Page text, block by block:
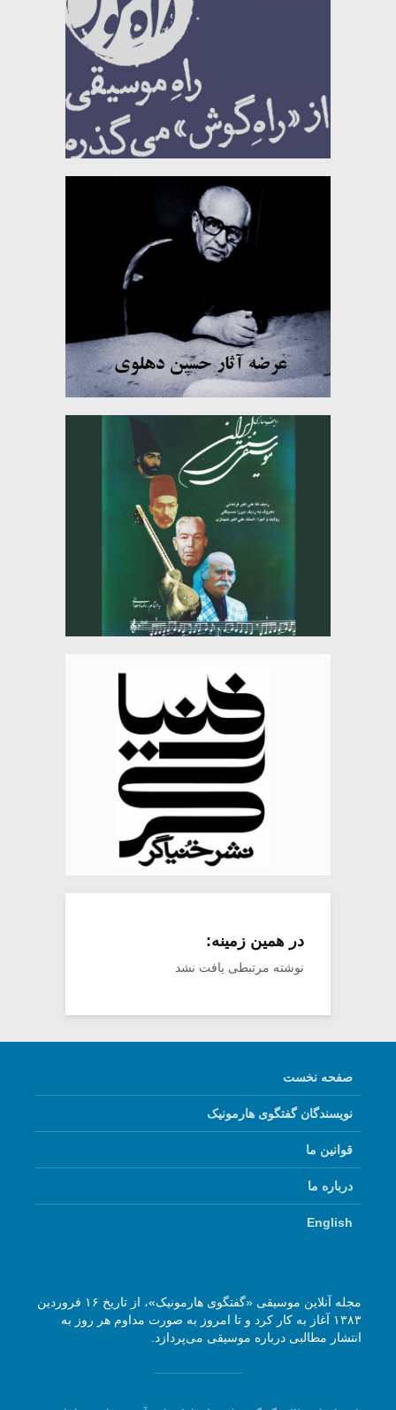
در همین زمینه:
نوشته مرتبطی یافت نشد
صفحه نخست
نویسندگان گفتگوی هارمونیک
قوانین ما
درباره ما
English
مجله آنلاین موسیقی «گفتگوی هارمونیک»، از تاریخ ۱۶ فروردین
۱۳۸۳ آغاز به کار کرد و تا امروز به صورت مداوم هر روز به
انتشار مطالبی درباره موسیقی می‌پردازد.